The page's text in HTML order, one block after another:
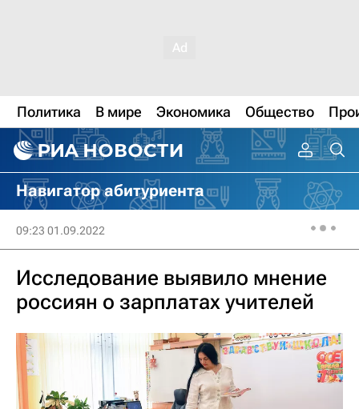
Политика В мире Экономика Общество
Навигатор абитуриента
09:23 01.09.2022
Исследование выявило мнение
россиян о зарплатах учителей